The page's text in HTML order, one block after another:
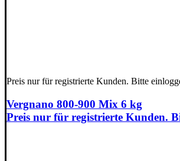
Preis nur für registrierte Kunden. Bitte
Vergnano 800-900 Mix 6 kg
Preis nur für registrierte Kunden.